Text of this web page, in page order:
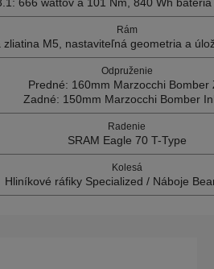
666 wattov a 101 Nm, 840 Wh
Rám
zliatina M5, nastaviteľná geometria a
Odpruženie
Predné: 160mm Marzocchi Bomber
Zadné: 150mm Marzocchi Bomber
Radenie
SRAM Eagle 70 T-Type
Kolesá
Hliníkové ráfiky Specialized / Náboje